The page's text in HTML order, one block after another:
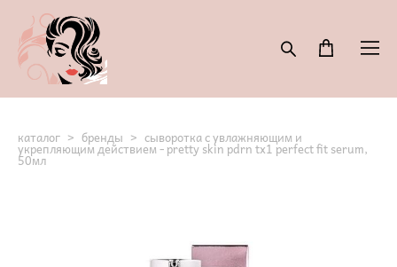
каталог > бренды > сыворотка с увлажняющим и
укрепляющим действием - pretty skin pdrn tx1 perfect fit serum,
50мл